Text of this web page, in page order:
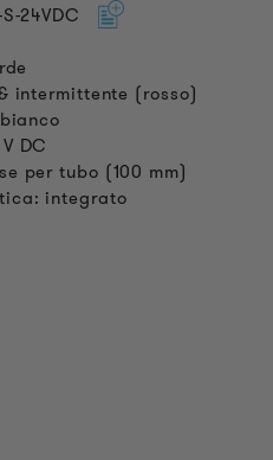
24VDC
intermittente (rosso)
DC
per tubo (100 mm)
integrato